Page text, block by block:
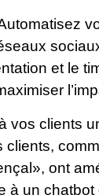
et le
vos clients
clients,
ont
à un